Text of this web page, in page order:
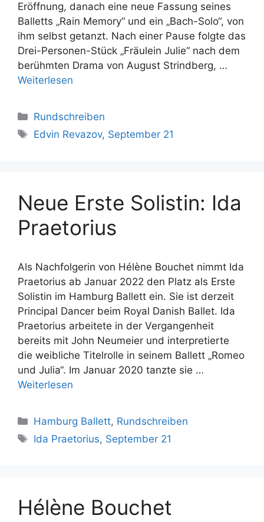
Eröffnung, danach eine neue Fassung seines
Balletts „Rain Memory“ und ein „Bach-Solo“, von
ihm selbst getanzt. Nach einer Pause folgte das
Drei-Personen-Stück „Fräulein Julie“ nach dem
berühmten Drama von August Strindberg, …
Weiterlesen
Kategorien
Rundschreiben
Schlagwörter
Edvin Revazov, September 21
Neue Erste Solistin: Ida
Praetorius
Als Nachfolgerin von Hélène Bouchet nimmt Ida
Praetorius ab Januar 2022 den Platz als Erste
Solistin im Hamburg Ballett ein. Sie ist derzeit
Principal Dancer beim Royal Danish Ballet. Ida
Praetorius arbeitete in der Vergangenheit
bereits mit John Neumeier und interpretierte
die weibliche Titelrolle in seinem Ballett „Romeo
und Julia“. Im Januar 2020 tanzte sie …
Weiterlesen
Kategorien
Hamburg Ballett, Rundschreiben
Schlagwörter
Ida Praetorius, September 21
Hélène Bouchet